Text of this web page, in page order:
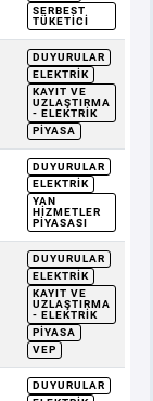
SERBEST
TÜKETICI
DUYURULAR
ELEKTRIK
KAYIT VE
UZLAŞTIRMA
- ELEKTRIK
PIYASA
DUYURULAR
ELEKTRIK
YAN
HIZMETLER
PIYASASI
DUYURULAR
ELEKTRIK
KAYIT VE
UZLAŞTIRMA
- ELEKTRIK
PIYASA
VEP
DUYURULAR